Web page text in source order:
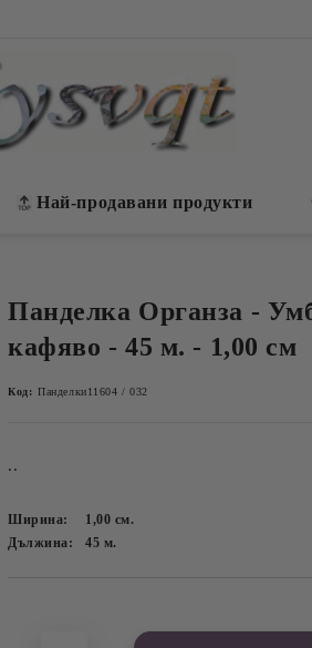
Най-продавани продукти
Панделка Органза -
кафяво - 45 м. - 1,00 см
Код: Панделки11604 / 032
..
Ширина: 1,00 см.
Дължина:
45 м.